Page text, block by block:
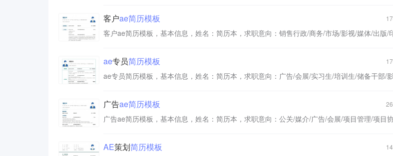
客户ae简历模板
ae专员简历模板
广告ae简历模板
AE策划简历模板